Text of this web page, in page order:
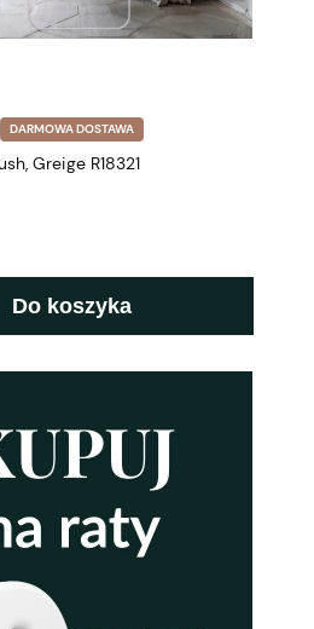
DARMOWA DOSTAWA
Greige R18321
Do koszyka